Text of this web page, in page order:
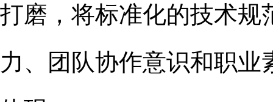
打磨，将标准化的技术规
力、团队协作意识和职